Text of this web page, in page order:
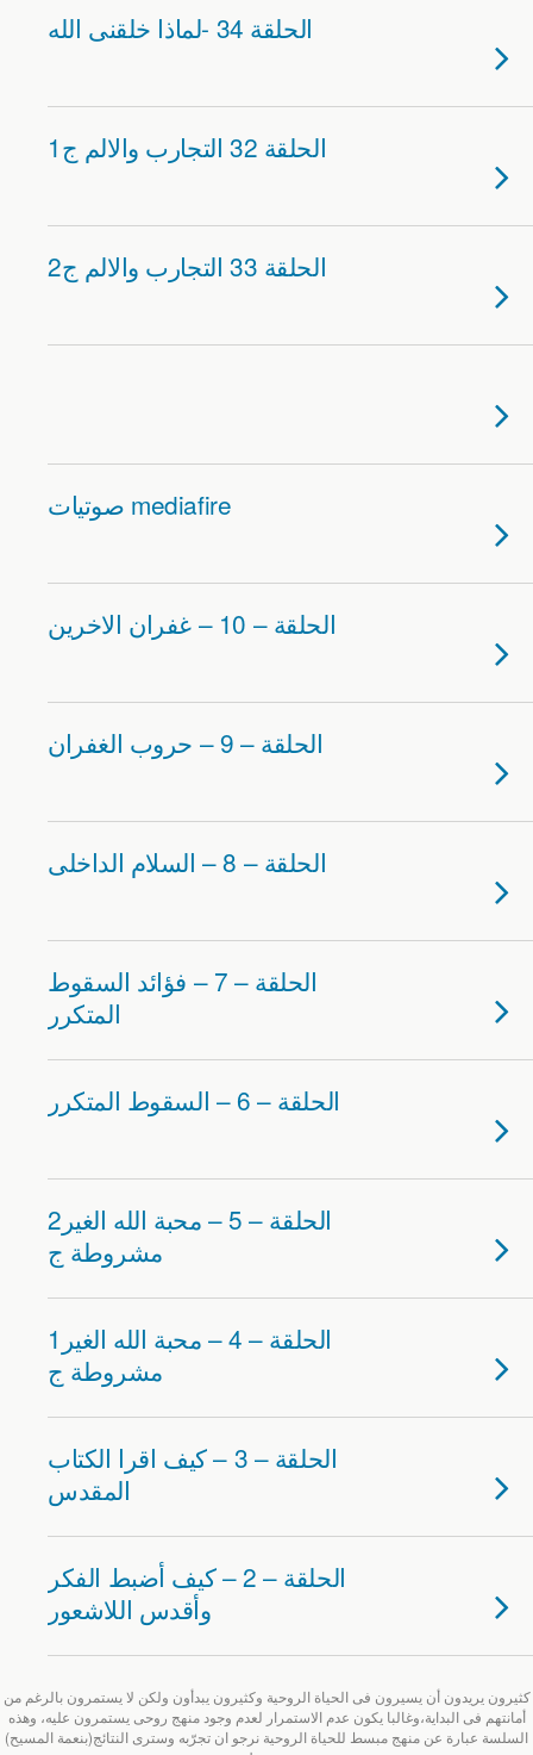
الحلقة 34 -لماذا خلقنى الله
الحلقة 32 التجارب والالم ج1
الحلقة 33 التجارب والالم ج2
صوتيات mediafire
الحلقة – 10 – غفران الاخرين
الحلقة – 9 – حروب الغفران
الحلقة – 8 – السلام الداخلى
الحلقة – 7 – فؤائد السقوط
المتكرر
الحلقة – 6 – السقوط المتكرر
2الحلقة – 5 – محبة الله الغير
مشروطة ج
1الحلقة – 4 – محبة الله الغير
مشروطة ج
الحلقة – 3 – كيف اقرا الكتاب
المقدس
الحلقة – 2 – كيف أضبط الفكر
وأقدس اللاشعور
كثيرون يريدون أن يسيرون فى الحياة الروحية وكثيرون يبدأون ولكن لا يستمرون بالرغم من
أمانتهم فى البداية،وغالبا يكون عدم الاستمرار لعدم وجود منهج روحى يستمرون عليه، وهذه
السلسة عبارة عن منهج مبسط للحياة الروحية نرجو ان تجرّبه وسترى النتائج(بنعمة المسيح)